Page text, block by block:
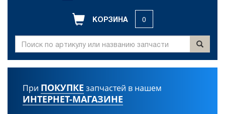
КОРЗИНА 0
При ПОКУПКЕ запчастей в нашем
ИНТЕРНЕТ-МАГАЗИНЕ